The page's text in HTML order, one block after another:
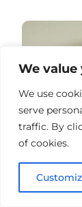
We
We use
serve
traffic. By
of cookies.